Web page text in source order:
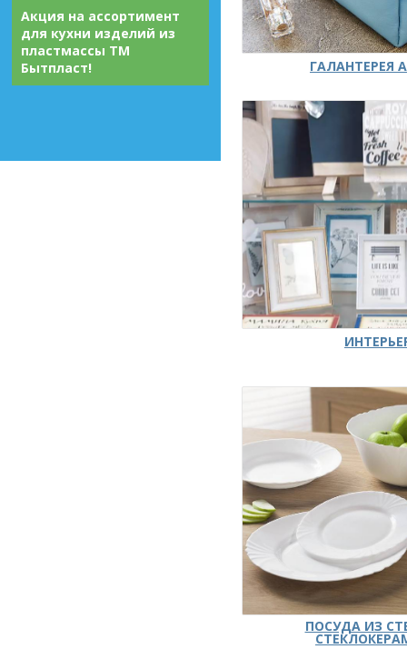
Акция на ассортимент
для кухни изделий из
пластмассы ТМ
Бытпласт!
ГАЛАНТЕРЕЯ
ПОСУДА ИЗ